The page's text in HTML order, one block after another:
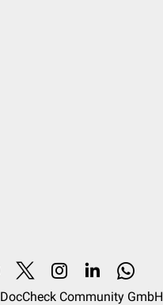
DocCheck Community GmbH